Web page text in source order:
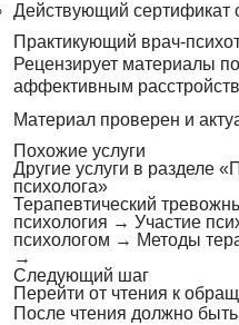
Действующий сертификат
Практикующий врач-
Рецензирует материалы
аффективным
Материал проверен и
Похожие услуги
Другие услуги в разделе
психолога»
Терапевтический
психология → Участие
психологом → Методы
→
Следующий шаг
Перейти от чтения к
После чтения должно